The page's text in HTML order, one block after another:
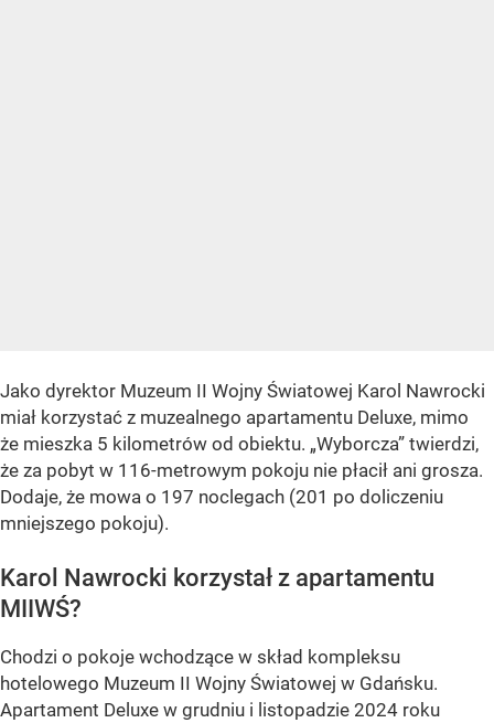
Jako dyrektor Muzeum II Wojny Światowej Karol Nawrocki
miał korzystać z muzealnego apartamentu Deluxe, mimo
że mieszka 5 kilometrów od obiektu. „Wyborcza” twierdzi,
że za pobyt w 116-metrowym pokoju nie płacił ani grosza.
Dodaje, że mowa o 197 noclegach (201 po doliczeniu
mniejszego pokoju).
Karol Nawrocki korzystał z apartamentu
MIIWŚ?
Chodzi o pokoje wchodzące w skład kompleksu
hotelowego Muzeum II Wojny Światowej w Gdańsku.
Apartament Deluxe w grudniu i listopadzie 2024 roku